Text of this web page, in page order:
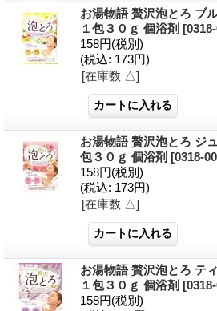
お湯物語 贅沢泡とろ ブ
１包３０ｇ 個浴剤
158円(税別)
(税込: 173円)
[在庫数 △]
お湯物語 贅沢泡とろ ジ
包３０ｇ 個浴剤 [0318-
158円(税別)
(税込: 173円)
[在庫数 △]
お湯物語 贅沢泡とろ テ
１包３０ｇ 個浴剤
158円(税別)